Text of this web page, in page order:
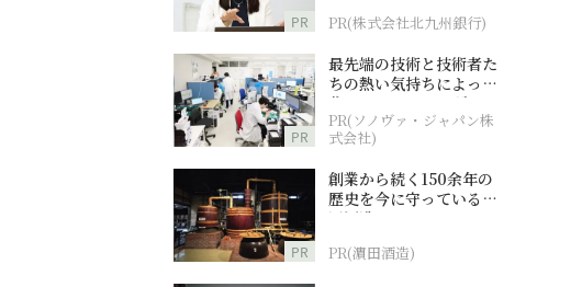
PR PR(株式会社北九州銀行)
PR
最先端の技術と技術者た
ちの熱い気持ちによって
作られているオーダーメ
イド補聴器
PR(ソノヴァ・ジャパン株
式会社)
PR
創業から続く150余年の
歴史を今に守っている濵
田酒造
PR(濵田酒造)